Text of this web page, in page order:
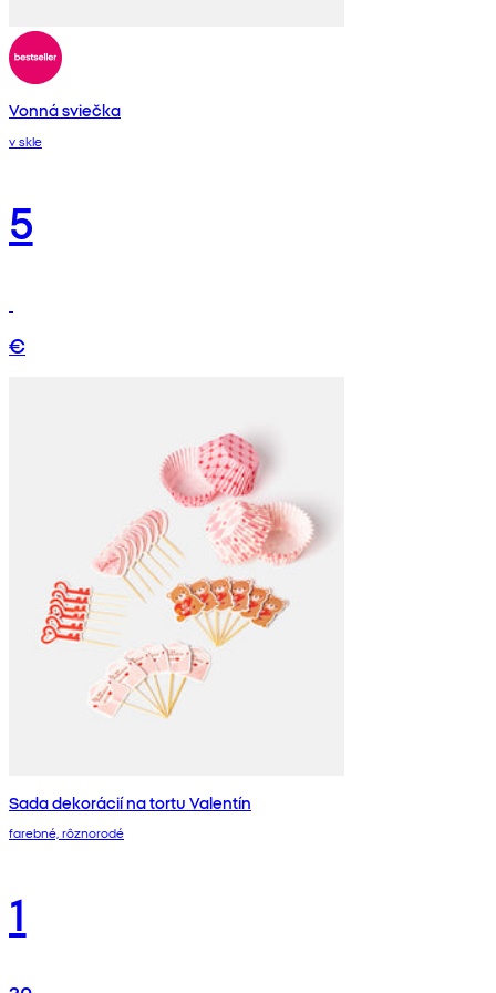
Vonná sviečka
v skle
5
€
Sada dekorácií na tortu Valentín
farebné, rôznorodé
1